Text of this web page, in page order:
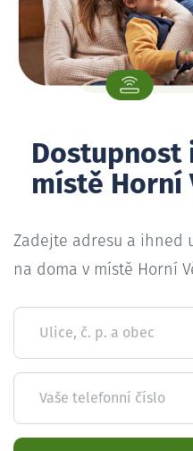
místě Horní
Zadejte adresu a ihned
na doma v místě Horní
Ulice, č. p. a obec
Vaše telefonní číslo